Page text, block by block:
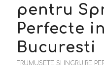
pentru
Perfecte
Bucuresti
FRUMUSETE SI INGRIJIRE